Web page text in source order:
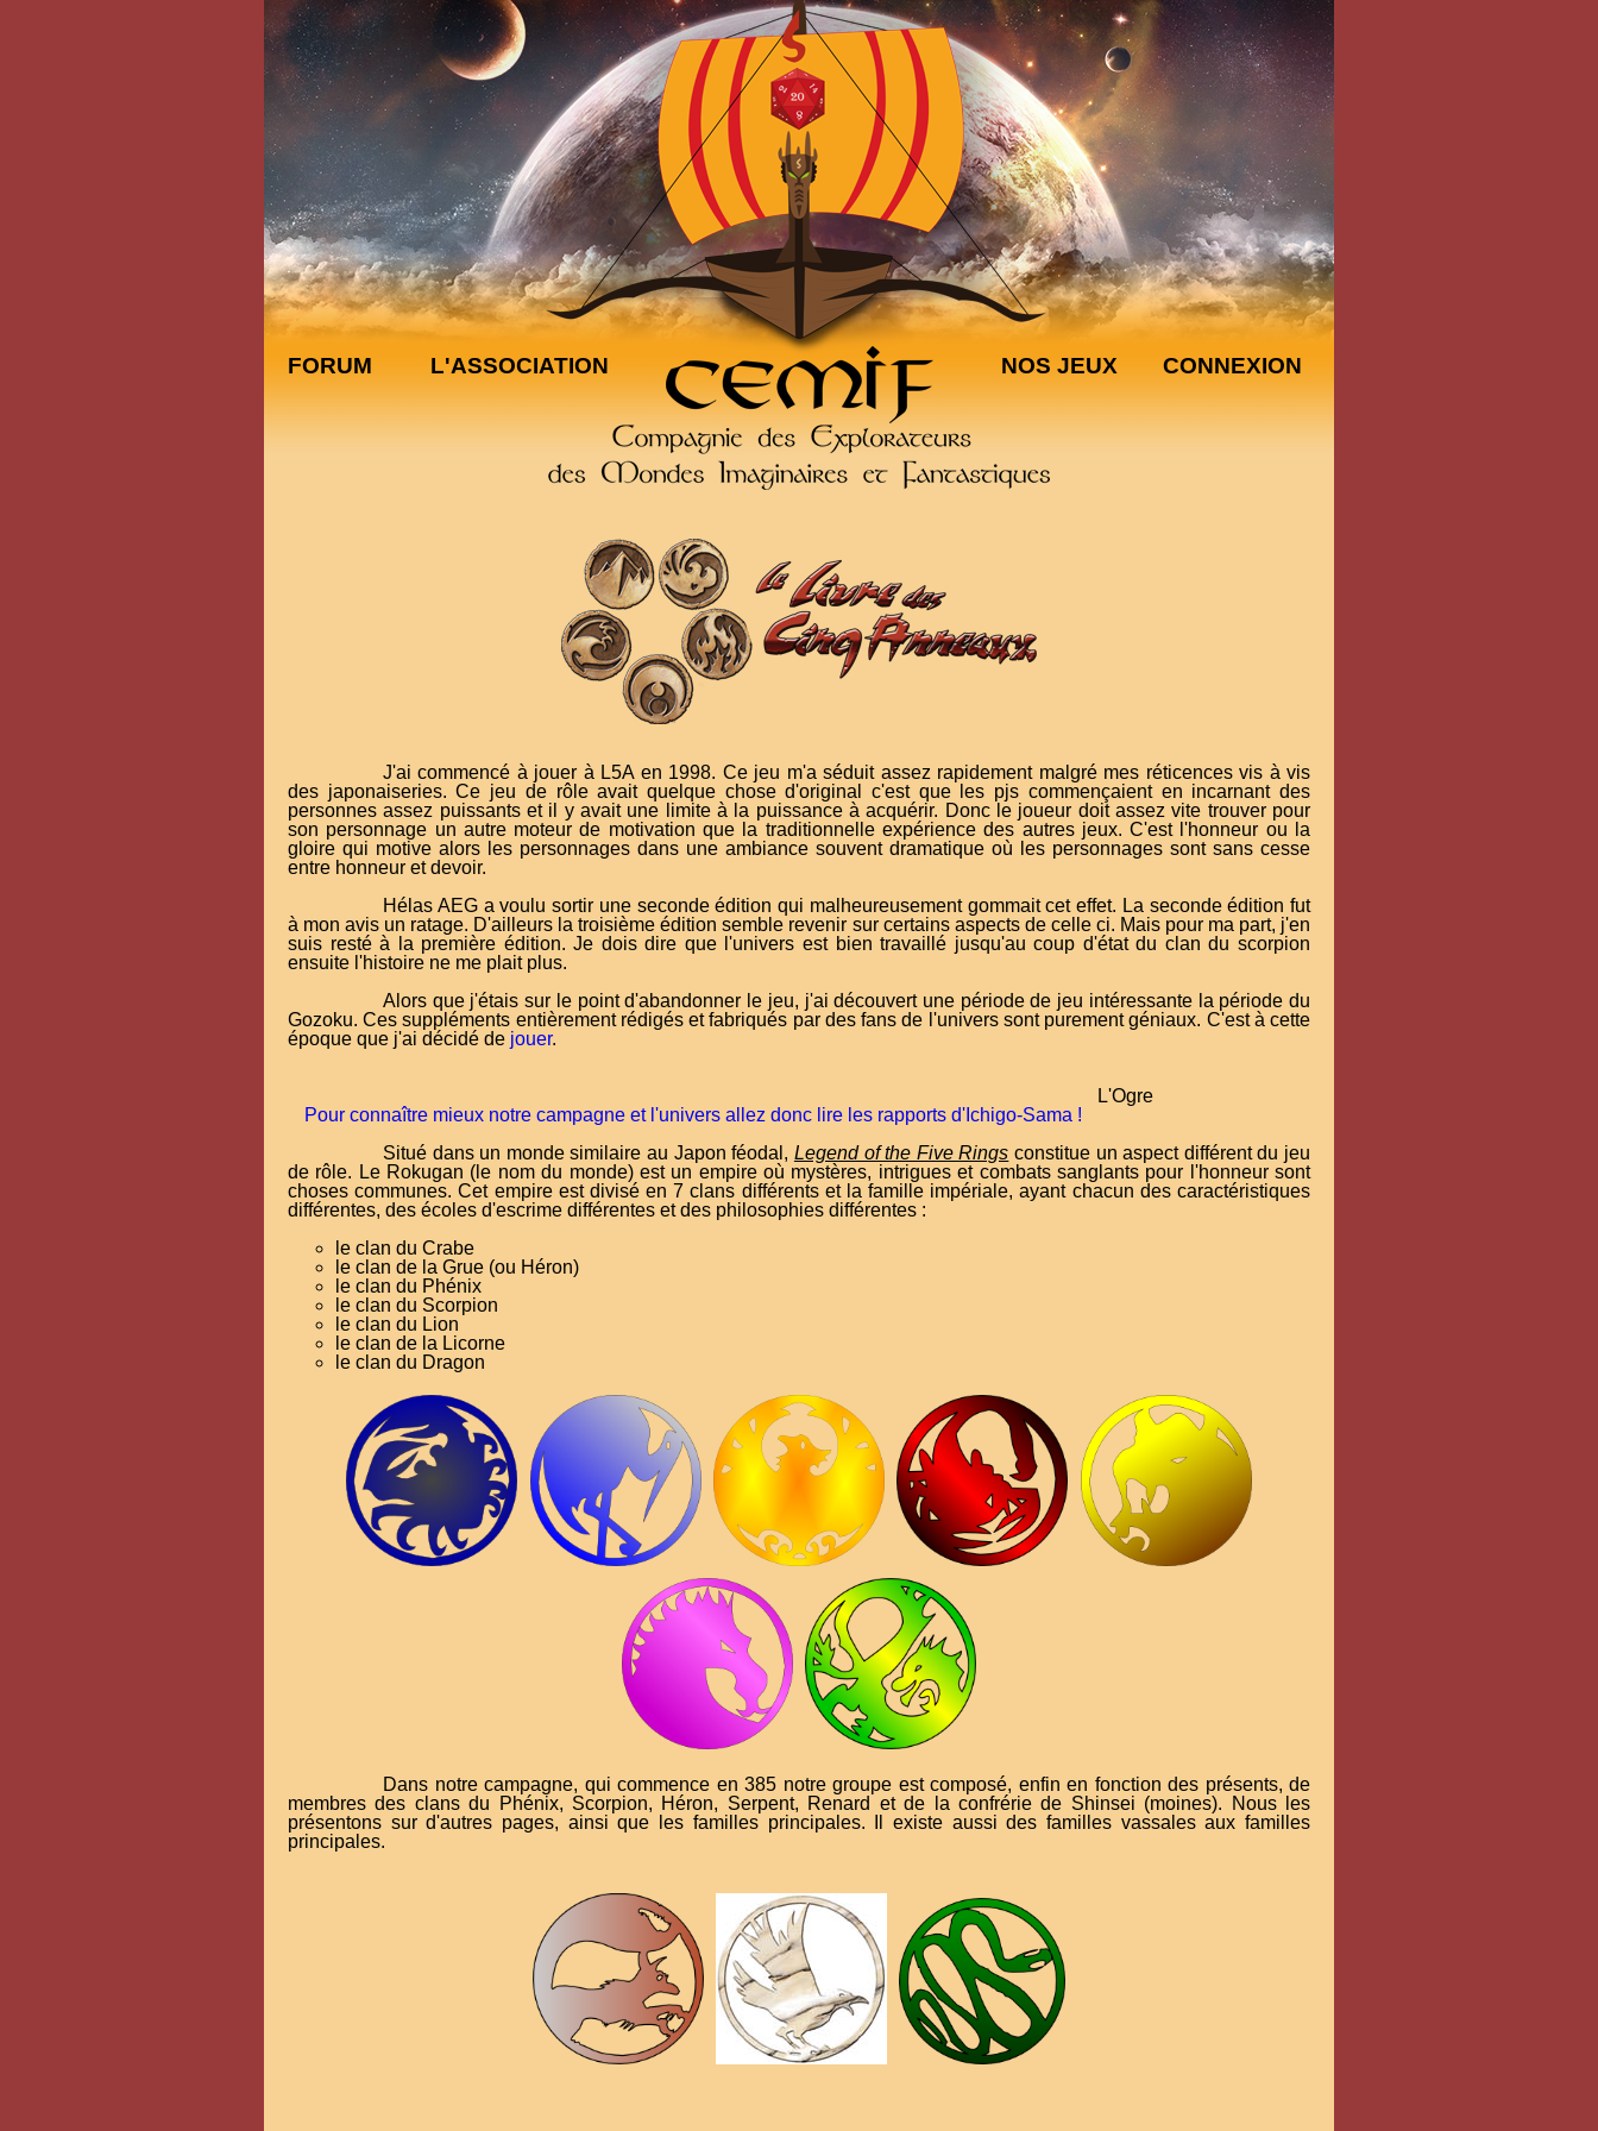
FORUM L'ASSOCIATION NOS JEUX CONNEXION
J'ai commencé à jouer à L5A en 1998. Ce jeu m'a séduit assez rapidement malgré mes réticences vis à vis
des japonaiseries. Ce jeu de rôle avait quelque chose d'original c'est que les pjs commençaient en incarnant des
personnes assez puissants et il y avait une limite à la puissance à acquérir. Donc le joueur doit assez vite trouver pour
son personnage un autre moteur de motivation que la traditionnelle expérience des autres jeux. C'est l'honneur ou la
gloire qui motive alors les personnages dans une ambiance souvent dramatique où les personnages sont sans cesse
entre honneur et devoir.
Hélas AEG a voulu sortir une seconde édition qui malheureusement gommait cet effet. La seconde édition fut
à mon avis un ratage. D'ailleurs la troisième édition semble revenir sur certains aspects de celle ci. Mais pour ma part, j'en
suis resté à la première édition. Je dois dire que l'univers est bien travaillé jusqu'au coup d'état du clan du scorpion
ensuite l'histoire ne me plait plus.
Alors que j'étais sur le point d'abandonner le jeu, j'ai découvert une période de jeu intéressante la période du
Gozoku. Ces suppléments entièrement rédigés et fabriqués par des fans de l'univers sont purement géniaux. C'est à cette
époque que j'ai décidé de jouer.
L'Ogre
Pour connaître mieux notre campagne et l'univers allez donc lire les rapports d'Ichigo-Sama !
Situé dans un monde similaire au Japon féodal, Legend of the Five Rings constitue un aspect différent du jeu
de rôle. Le Rokugan (le nom du monde) est un empire où mystères, intrigues et combats sanglants pour l'honneur sont
choses communes. Cet empire est divisé en 7 clans différents et la famille impériale, ayant chacun des caractéristiques
différentes, des écoles d'escrime différentes et des philosophies différentes :
le clan du Crabe
le clan de la Grue (ou Héron)
le clan du Phénix
le clan du Scorpion
le clan du Lion
le clan de la Licorne
le clan du Dragon
Dans notre campagne, qui commence en 385 notre groupe est composé, enfin en fonction des présents, de
membres des clans du Phénix, Scorpion, Héron, Serpent, Renard et de la confrérie de Shinsei (moines). Nous les
présentons sur d'autres pages, ainsi que les familles principales. Il existe aussi des familles vassales aux familles
principales.